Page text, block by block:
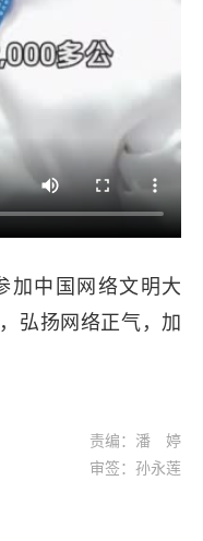
中国网络文明大
弘扬网络正气，加
责编：潘 婷
审签：孙永莲